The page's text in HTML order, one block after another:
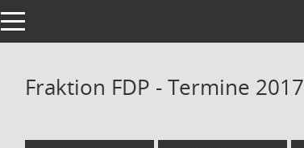
Toggle navigation
Fraktion FDP - Termine 2017